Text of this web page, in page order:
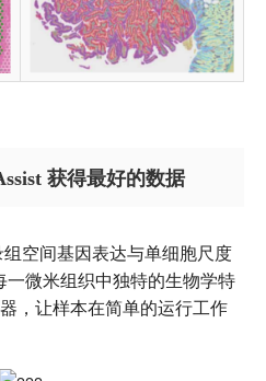
获得最好的数据
空间基因表达与单细胞尺度
微米组织中独特的生物学特
，让样本在简单的运行工作